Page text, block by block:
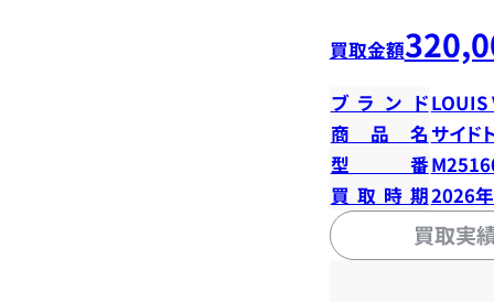
買取金額
ブランドLOUIS
商品名 サイド
型番
買取時期2026
買取実